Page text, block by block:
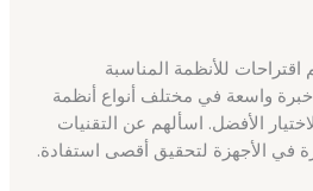
اقتراحات للأنظمة المناسبة
خبرة واسعة في مختلف أنواع أنظمة
الأفضل. اسألهم عن التقنيات
في الأجهزة لتحقيق أقصى استفادة.